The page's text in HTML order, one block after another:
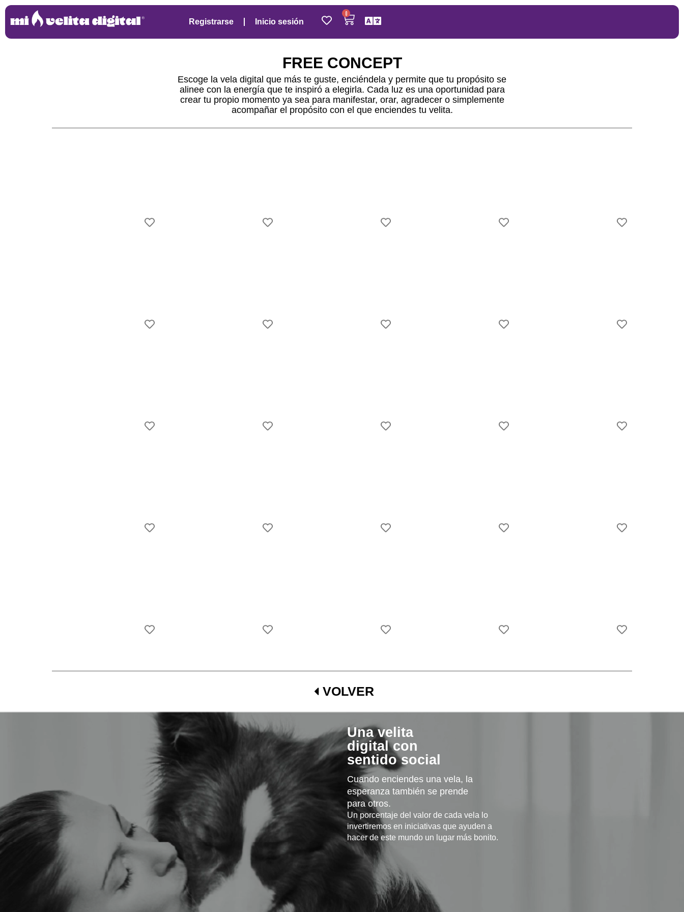
Registrarse Inicio sesión
0
FREE CONCEPT
Escoge la vela digital que más te guste, enciéndela y permite que tu propósito se
alinee con la energía que te inspiró a elegirla. Cada luz es una oportunidad para
crear tu propio momento ya sea para manifestar, orar, agradecer o simplemente
acompañar el propósito con el que enciendes tu velita.
VOLVER
Una velita
digital con
sentido social
Cuando enciendes una vela, la
esperanza también se prende
para otros.
Un porcentaje del valor de cada vela lo
invertiremos en iniciativas que ayuden a
hacer de este mundo un lugar más bonito.